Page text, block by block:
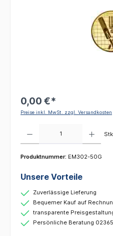
0,00 €*
Preise inkl. MwSt. zzgl. Versandkosten
Stk
Produktnummer: EM302-50G
Unsere Vorteile
Zuverlässige Lieferung
Bequemer Kauf auf
transparente
Persönliche Beratung